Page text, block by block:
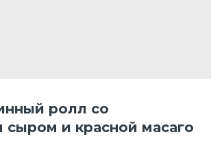
ролл со
сыром и красной масаго